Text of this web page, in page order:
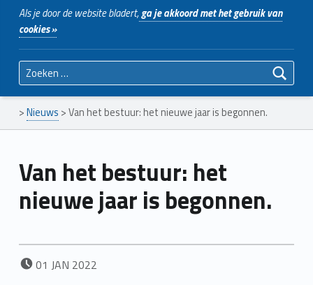
Als je door de website bladert,ga je akkoord met het gebruik van
cookies »
Zoeken naar:
>Nieuws >Van het bestuur: het nieuwe jaar is begonnen.
Van het bestuur: het
nieuwe jaar is begonnen.
POSTED ON:
01 JAN 2022